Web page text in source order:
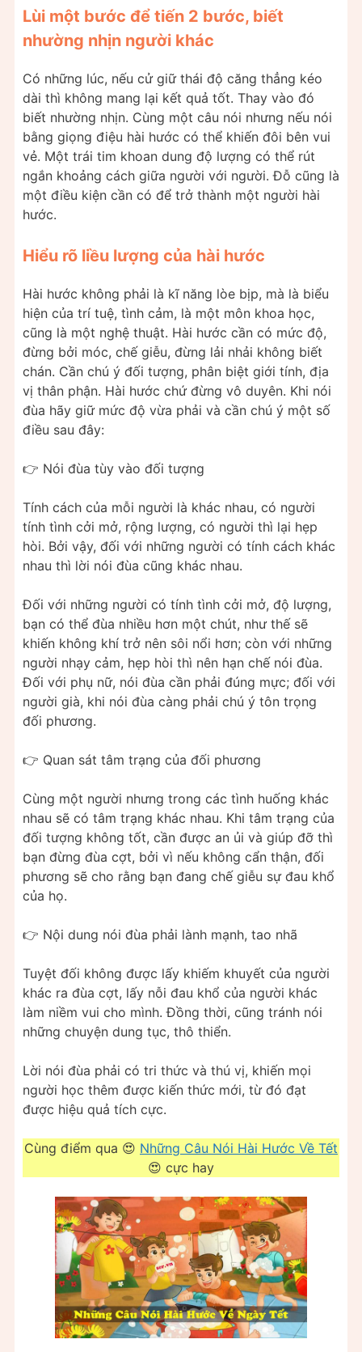
Lùi một bước để tiến 2 bước, biết
nhường nhịn người khác
Có những lúc, nếu cử giữ thái độ căng thẳng kéo
dài thì không mang lại kết quả tốt. Thay vào đó
biết nhường nhịn. Cùng một câu nói nhưng nếu nói
bằng giọng điệu hài hước có thể khiến đôi bên vui
vẻ. Một trái tim khoan dung độ lượng có thể rút
ngắn khoảng cách giữa người với người. Đỗ cũng là
một điều kiện cần có để trở thành một người hài
hước.
Hiểu rõ liều lượng của hài hước
Hài hước không phải là kĩ năng lòe bịp, mà là biểu
hiện của trí tuệ, tình cảm, là một môn khoa học,
cũng là một nghệ thuật. Hài hước cần có mức độ,
đừng bởi móc, chế giễu, đừng lải nhải không biết
chán. Cần chú ý đối tượng, phân biệt giới tính, địa
vị thân phận. Hài hước chứ đừng vô duyên. Khi nói
đùa hãy giữ mức độ vừa phải và cần chú ý một số
điều sau đây:
👉 Nói đùa tùy vào đối tượng
Tính cách của mỗi người là khác nhau, có người
tính tình cởi mở, rộng lượng, có người thì lại hẹp
hòi. Bởi vậy, đối với những người có tính cách khác
nhau thì lời nói đùa cũng khác nhau.
Đối với những người có tính tình cởi mở, độ lượng,
bạn có thể đùa nhiều hơn một chút, như thế sẽ
khiến không khí trở nên sôi nổi hơn; còn với những
người nhạy cảm, hẹp hòi thì nên hạn chế nói đùa.
Đối với phụ nữ, nói đùa cần phải đúng mực; đối với
người già, khi nói đùa càng phải chú ý tôn trọng
đối phương.
👉 Quan sát tâm trạng của đối phương
Cùng một người nhưng trong các tình huống khác
nhau sẽ có tâm trạng khác nhau. Khi tâm trạng của
đối tượng không tốt, cần được an ủi và giúp đỡ thì
bạn đừng đùa cợt, bởi vì nếu không cẩn thận, đối
phương sẽ cho rằng bạn đang chế giễu sự đau khổ
của họ.
👉 Nội dung nói đùa phải lành mạnh, tao nhã
Tuyệt đối không được lấy khiếm khuyết của người
khác ra đùa cợt, lấy nỗi đau khổ của người khác
làm niềm vui cho mình. Đồng thời, cũng tránh nói
những chuyện dung tục, thô thiển.
Lời nói đùa phải có tri thức và thú vị, khiến mọi
người học thêm được kiến thức mới, từ đó đạt
được hiệu quả tích cực.
Cùng điểm qua 😍 Những Câu Nói Hài Hước Về Tết
😍 cực hay